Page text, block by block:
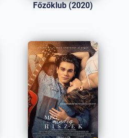
Főzőklub (2020)